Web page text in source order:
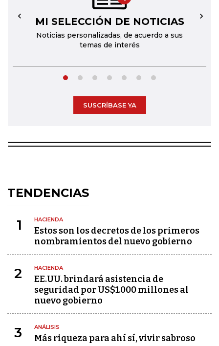
MI SELECCIÓN DE NOTICIAS
Noticias personalizadas, de acuerdo a sus
temas de interés
← →
SUSCRÍBASE YA
TENDENCIAS
1 HACIENDA
Estos son los decretos de los primeros
nombramientos del nuevo gobierno
2 HACIENDA
EE.UU. brindará asistencia de
seguridad por US$1.000 millones al
nuevo gobierno
3 ANÁLISIS
Más riqueza para ahí sí, vivir sabroso